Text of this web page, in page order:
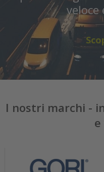
veloce
I nostri marchi -